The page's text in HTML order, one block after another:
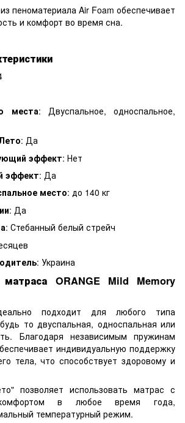
пеноматериала Air Foam обеспечивает
и комфорт во время сна.
места: Двуспальное, односпальное,
: Да
эффект: Нет
эффект: Да
место: до 140 кг
: Да
: Стебанный белый стрейч
: Украина
ORANGE Mild Memory
подходит для любого типа
то двуспальная, односпальная или
Благодаря независимым пружинам
индивидуальную поддержку
тела, что способствует здоровому и
позволяет использовать матрас с
в любое время года,
температурный режим.